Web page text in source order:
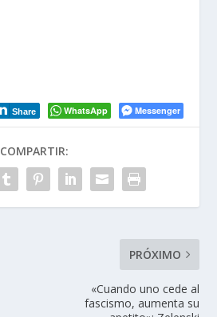
Share WhatsApp Messenger
COMPARTIR:
PRÓXIMO
«Cuando uno cede al
fascismo, aumenta su